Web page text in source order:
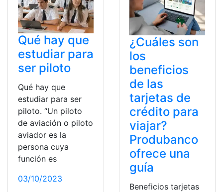
Qué hay que
estudiar para
ser piloto
Qué hay que
estudiar para ser
piloto. “Un piloto
de aviación o piloto
aviador es la
persona cuya
función es
03/10/2023
¿Cuáles son
los
beneficios
de las
tarjetas de
crédito para
viajar?
Produbanco
ofrece una
guía
Beneficios tarjetas